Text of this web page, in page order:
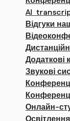
AI
Відгуки
Додаткові
Звукові
Онлайн-